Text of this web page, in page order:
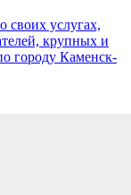
своих услугах,
крупных и
городу Каменск-